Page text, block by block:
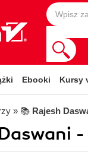
Ebooki Kursy
» 📚 Rajesh